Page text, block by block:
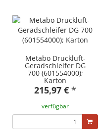
Metabo Druckluft-
Geradschleifer DG
700 (601554000);
Karton
215,97 € *
verfügbar